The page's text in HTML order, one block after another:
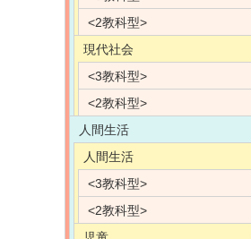
<2教科型>
現代社会
<3教科型>
<2教科型>
人間生活
人間生活
<3教科型>
<2教科型>